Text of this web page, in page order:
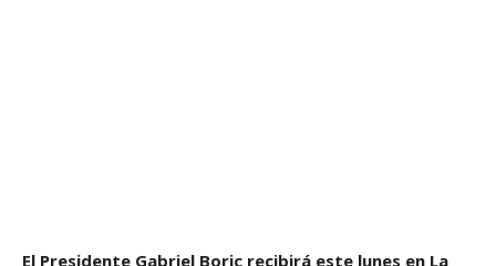
El Presidente Gabriel Boric recibirá este lunes en La